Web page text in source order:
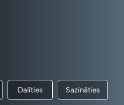
Dalīties Sazināties